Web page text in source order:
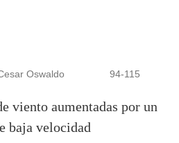
Oswaldo
94-115
viento aumentadas por un
baja velocidad